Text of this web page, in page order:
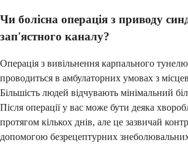
Чи болісна операція з приводу
зап'ястного каналу?
Операція з вивільнення карпального
проводиться в амбулаторних умовах з
Більшість людей відчувають мінімальний
Після операції у вас може бути деяка
протягом кількох днів, але це зазвичай
допомогою безрецептурних